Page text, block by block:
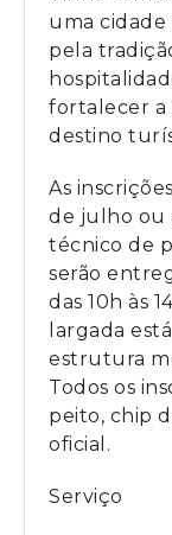
uma
pela
fortalecer a
destino
As
de julho ou
técnico de
serão
das 10h às
largada
estrutura
Todos os
peito, chip
oficial.
Serviço